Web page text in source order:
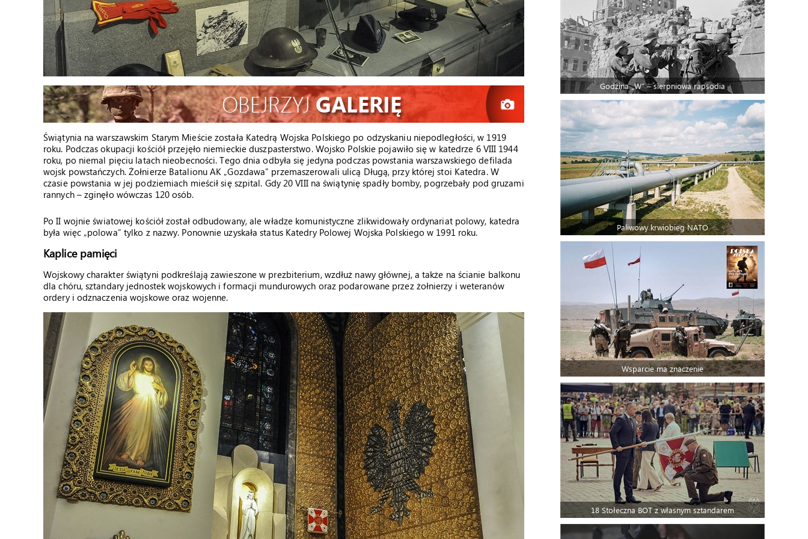
Świątynia na warszawskim Starym Mieście została Katedrą Wojska Polskiego po odzyskaniu niepodległości, w 1919
roku. Podczas okupacji kościół przejęło niemieckie duszpasterstwo. Wojsko Polskie pojawiło się w katedrze 6 VIII 1944
roku, po niemal pięciu latach nieobecności. Tego dnia odbyła się jedyna podczas powstania warszawskiego defilada
wojsk powstańczych. Żołnierze Batalionu AK „Gozdawa” przemaszerowali ulicą Długą, przy której stoi Katedra. W
czasie powstania w jej podziemiach mieścił się szpital. Gdy 20 VIII na świątynię spadły bomby, pogrzebały pod gruzami
rannych – zginęło wówczas 120 osób.
Po II wojnie światowej kościół został odbudowany, ale władze komunistyczne zlikwidowały ordynariat polowy, katedra
była więc „polowa” tylko z nazwy. Ponownie uzyskała status Katedry Polowej Wojska Polskiego w 1991 roku.
Kaplice pamięci
Wojskowy charakter świątyni podkreślają zawieszone w prezbiterium, wzdłuż nawy głównej, a także na ścianie balkonu
dla chóru, sztandary jednostek wojskowych i formacji mundurowych oraz podarowane przez żołnierzy i weteranów
ordery i odznaczenia wojskowe oraz wojenne.
Godzina „W” – sierpniowa rapsodia
Paliwowy krwiobieg NATO
Wsparcie ma znaczenie
18 Stołeczna BOT z własnym sztandarem